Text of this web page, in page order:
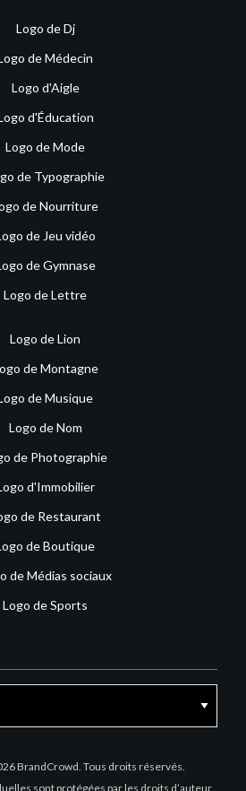
Logo de Dj
de Médecin
Logo d'Aigle
d'Éducation
Logo de Mode
de Typographie
de Nourriture
de Jeu vidéo
de Gymnase
Logo de Lettre
Logo de Lion
de Montagne
de Musique
Logo de Nom
de Photographie
d'Immobilier
de Restaurant
de Boutique
de Médias sociaux
Logo de Sports
BrandCrowd. Tous droits réservés.
sont protégées par les droits d’auteur